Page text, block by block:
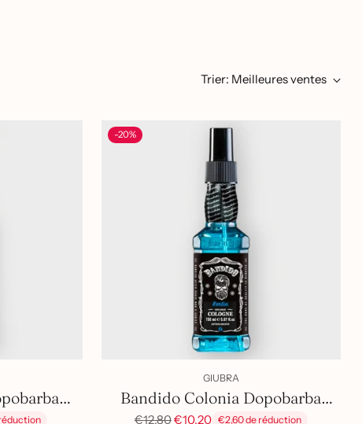
Trier: Meilleures ventes
-20%
GIUBRA
Bandido Colonia Dopobarba
Prix
€12,80€10,20 €2,60 de réduction